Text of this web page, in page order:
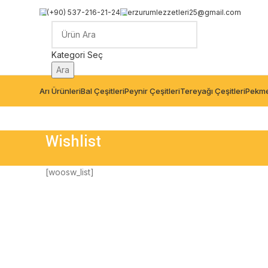
(+90) 537-216-21-24 erzurumlezzetleri25@gmail.com
Kategori Seç
Ara
Arı ÜrünleriBal ÇeşitleriPeynir ÇeşitleriTereyağı Çeşitleri
Wishlist
[woosw_list]